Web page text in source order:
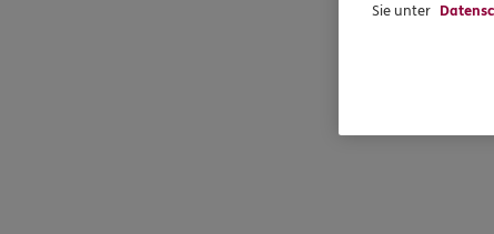
Sie unter